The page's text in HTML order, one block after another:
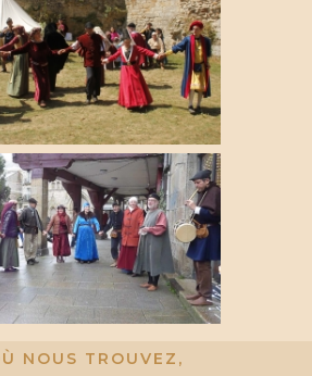
NOUS TROUVEZ,